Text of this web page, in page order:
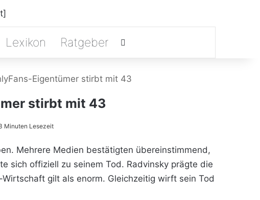
Lexikon Ratgeber
Eigentümer stirbt mit 43
stirbt mit 43
Minuten Lesezeit
Mehrere Medien bestätigten übereinstimmend,
sich offiziell zu seinem Tod. Radvinsky prägte die
gilt als enorm. Gleichzeitig wirft sein Tod